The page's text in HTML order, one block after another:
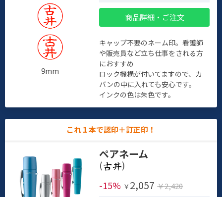
9mm
商品詳細・ご注文
キャップ不要のネーム印。看護師
や販売員など立ち仕事をされる方
におすすめ
ロック機構が付いてますので、カ
バンの中に入れても安心です。
インクの色は朱色です。
これ１本で認印＋訂正印！
ペアネーム
(
)
-15% ￥ 2,057 ￥2,420